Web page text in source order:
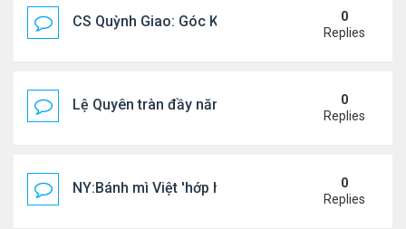
CS Quỳnh Giao: Góc Khuất Của Căn Bệnh Đoạt
0
Replies
Lệ Quyên tràn đầy năng lượng tại Mỹ
0
Replies
NY:Bánh mì Việt 'hớp hồn' thực khách Mỹ
0
Replies